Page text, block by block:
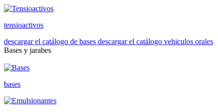
tensioactivos
descargar el catálogo de bases descargar el catálogo vehiculos orales
Bases y jarabes
bases